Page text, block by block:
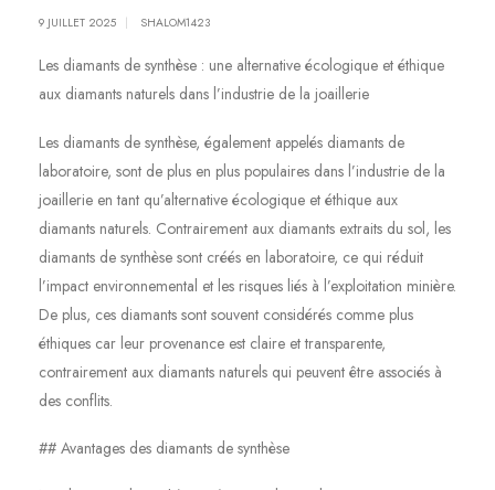
9 JUILLET 2025 SHALOM1423
Les diamants de synthèse : une alternative écologique et éthique
aux diamants naturels dans l’industrie de la joaillerie
Les diamants de synthèse, également appelés diamants de
laboratoire, sont de plus en plus populaires dans l’industrie de la
joaillerie en tant qu’alternative écologique et éthique aux
diamants naturels. Contrairement aux diamants extraits du sol, les
diamants de synthèse sont créés en laboratoire, ce qui réduit
l’impact environnemental et les risques liés à l’exploitation minière.
De plus, ces diamants sont souvent considérés comme plus
éthiques car leur provenance est claire et transparente,
contrairement aux diamants naturels qui peuvent être associés à
des conflits.
## Avantages des diamants de synthèse